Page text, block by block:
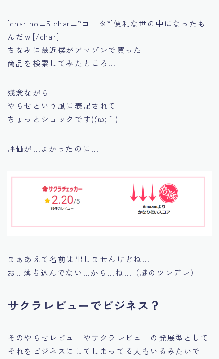
[char no=5 char=”コータ”]便利な世の中になったも
んだｗ[/char]
ちなみに最近僕がアマゾンで買った
商品を検索してみたところ…
残念ながら
やらせという風に表記されて
ちょっとショックです(´;ω;｀)
評価が…よかったのに…
まぁあえて名前は出しませんけどね…
お…落ち込んでない…から…ね…（謎のツンデレ）
サクラレビューでビジネス？
そのやらせレビューやサクラレビューの発展型として
それをビジネスにしてしまってる人もいるみたいで